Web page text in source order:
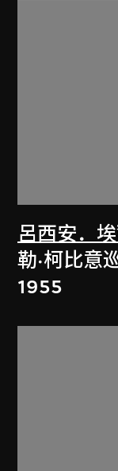
呂西安．
勒·柯比意
1955